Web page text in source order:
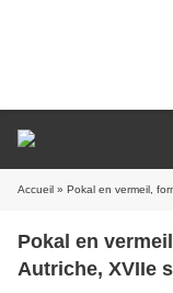
Accueil » Pokal en vermeil,
Pokal en
Autriche, XVIIe